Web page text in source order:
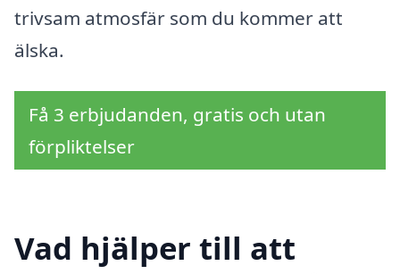
trivsam atmosfär som du kommer att
älska.
Få 3 erbjudanden, gratis och utan
förpliktelser
Vad hjälper till att